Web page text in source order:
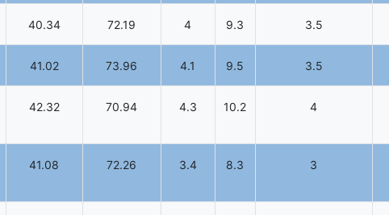
40.34 72.19 4 9.3 3.5
41.02 73.96 4.1 9.5 3.5
42.32 70.94 4.3 10.2 4
41.08 72.26 3.4 8.3 3